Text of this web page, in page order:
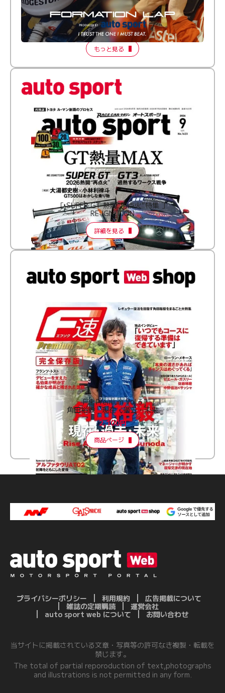
倒す相手を、信じてる。小林利徠斗 × 野村勇斗
【FORMATION LAP Produced by auto sport】
2026 Episode 2
もっと見る
［ SUPER GT 熱闘“再点火”特集 ］
RE:IGNITION
詳細を見る
F速 Premium Vol.3
角田裕毅 現在・過去・未来
2,100円
商品ページ
プライバシーポリシー 利用規約
広告掲載について
雑誌の定期購読
運営会社
auto sport web について
お問い合わせ
当サイトに掲載されている文章・写真等の許可なき複製・転載を
禁じます。
The total of partial reporoduction of text,photographs
and illustrations is not permitted in any form.